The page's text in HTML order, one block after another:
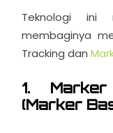
Teknologi ini
membaginya
Tracking dan
1.
(Marker